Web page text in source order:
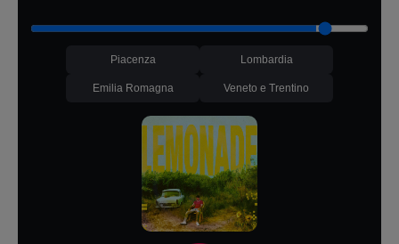
Piacenza Lombardia
Emilia Romagna Veneto e Trentino